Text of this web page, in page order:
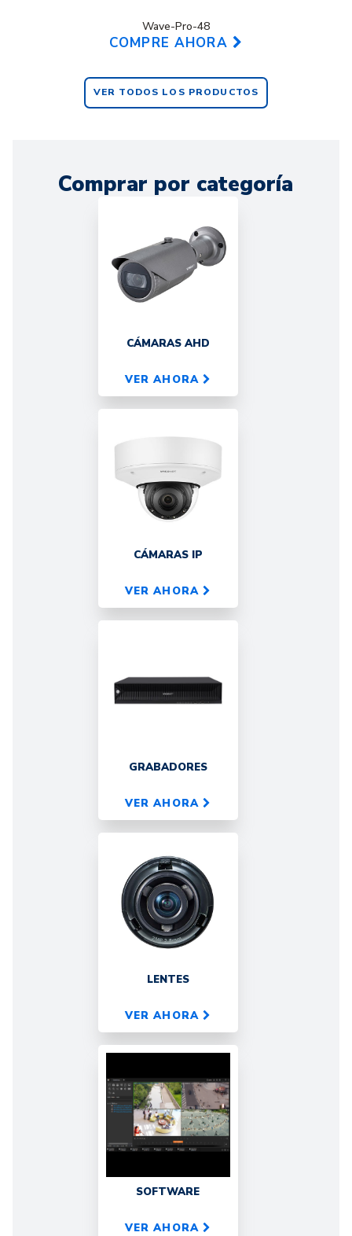
Wave-Pro-48
COMPRE AHORA
VER TODOS LOS PRODUCTOS
Comprar por categoría
CÁMARAS AHD
VER AHORA
CÁMARAS IP
VER AHORA
GRABADORES
VER AHORA
LENTES
VER AHORA
SOFTWARE
VER AHORA